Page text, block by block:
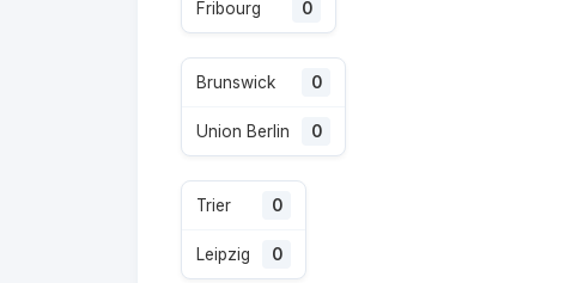
Fribourg 0
Brunswick 0
Union Berlin 0
Trier 0
Leipzig 0